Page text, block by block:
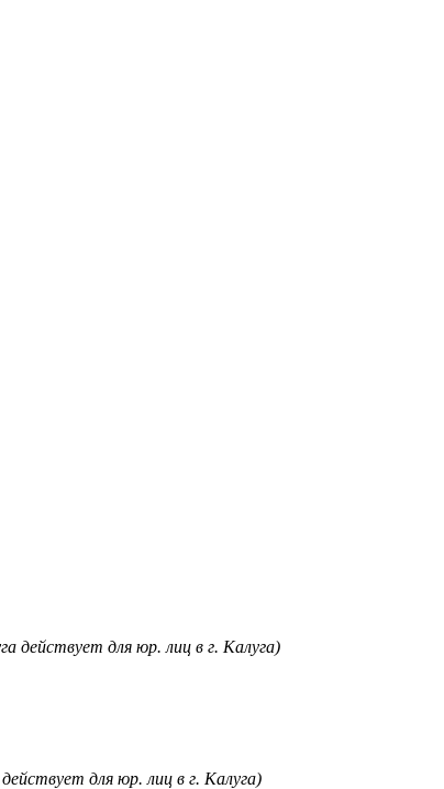
действует для юр. лиц в г. Калуга)
для юр. лиц в г. Калуга)